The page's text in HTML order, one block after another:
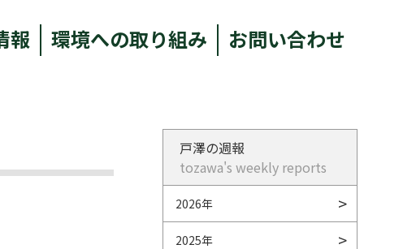
報 環境への取り組み お問い合わせ
戸澤の週報
tozawa's weekly reports
2026年
2025年